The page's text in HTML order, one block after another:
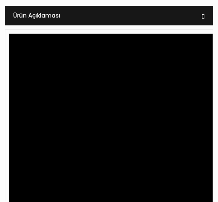
Ürün Açıklaması